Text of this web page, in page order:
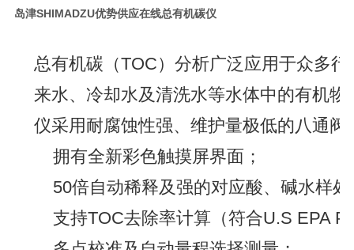
岛津SHIMADZU优势供应在线总有机碳仪
总有机碳（TOC）分析广泛应用于众多
来水、冷却水及清洗水等水体中的有机
仪采用耐腐蚀性强、维护量极低的八通
拥有全新彩色触摸屏界面；
50倍自动稀释及强的对应酸、碱水样处
支持TOC去除率计算（符合U.S EPA